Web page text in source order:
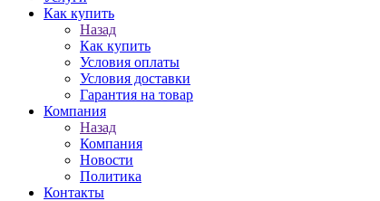
Как купить
Назад
Как купить
Условия оплаты
Условия доставки
Гарантия на товар
Компания
Назад
Компания
Новости
Политика
Контакты